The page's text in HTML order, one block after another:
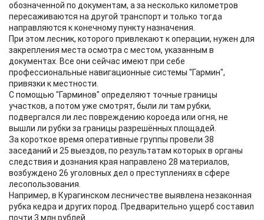
обозначенной по документам, а за несколько километров
пересаживаются на другой транспорт и только тогда
направляются к конечному пункту назначения.
При этом лесник, которого привлекают к операции, нужен для
закрепления места осмотра с местом, указанным в
документах. Все они сейчас имеют при себе
профессиональные навигационные системы "Гармин",
привязки к местности.
С помощью "Гарминов" определяют точные границы
участков, а потом уже смотрят, были ли там рубки,
подвергался ли лес повреждению короеда или огня, не
вышли ли рубки за границы разрешённых площадей.
За короткое время оперативные группы провели 38
заседаний и 25 выездов, по результатам которых в органы
следствия и дознания края направлено 28 материалов,
возбуждено 26 уголовных дел о преступлениях в сфере
лесопользования.
Например, в Курагинском лесничестве выявлена незаконная
рубка кедра и других пород. Предварительно ущерб составил
почти 3 млн рублей.